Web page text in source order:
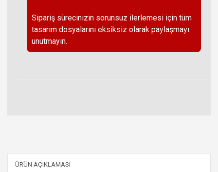
Sipariş sürecinizin sorunsuz ilerlemesi için tüm
tasarım dosyalarını eksiksiz olarak paylaşmayı
unutmayın.
ÜRÜN AÇIKLAMASI